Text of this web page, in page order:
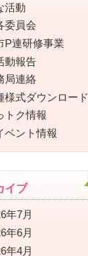
活動
委員会
P連研修事業
動報告
局連絡
様式ダウンロード
トク情報
ベント情報
イブ
年7月
年6月
年4月